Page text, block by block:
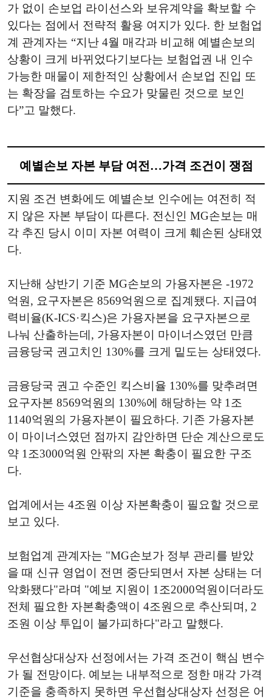
가 없이 손보업 라이선스와 보유계약을 확보할 수
있다는 점에서 전략적 활용 여지가 있다. 한 보험업
계 관계자는 “지난 4월 매각과 비교해 예별손보의
상황이 크게 바뀌었다기보다는 보험업권 내 인수
가능한 매물이 제한적인 상황에서 손보업 진입 또
는 확장을 검토하는 수요가 맞물린 것으로 보인
다”고 말했다.
예별손보 자본 부담 여전…가격 조건이 쟁점
지원 조건 변화에도 예별손보 인수에는 여전히 적
지 않은 자본 부담이 따른다. 전신인 MG손보는 매
각 추진 당시 이미 자본 여력이 크게 훼손된 상태였
다.
지난해 상반기 기준 MG손보의 가용자본은 -1972
억원, 요구자본은 8569억원으로 집계됐다. 지급여
력비율(K-ICS·킥스)은 가용자본을 요구자본으로
나눠 산출하는데, 가용자본이 마이너스였던 만큼
금융당국 권고치인 130%를 크게 밑도는 상태였다.
금융당국 권고 수준인 킥스비율 130%를 맞추려면
요구자본 8569억원의 130%에 해당하는 약 1조
1140억원의 가용자본이 필요하다. 기존 가용자본
이 마이너스였던 점까지 감안하면 단순 계산으로도
약 1조3000억원 안팎의 자본 확충이 필요한 구조
다.
업계에서는 4조원 이상 자본확충이 필요할 것으로
보고 있다.
보험업계 관계자는 "MG손보가 정부 관리를 받았
을 때 신규 영업이 전면 중단되면서 자본 상태는 더
악화됐다"라며 "예보 지원이 1조2000억원이더라도
전체 필요한 자본확충액이 4조원으로 추산되며, 2
조원 이상 투입이 불가피하다"라고 말했다.
우선협상대상자 선정에서는 가격 조건이 핵심 변수
가 될 전망이다. 예보는 내부적으로 정한 매각 가격
기준을 충족하지 못하면 우선협상대상자 선정은 어